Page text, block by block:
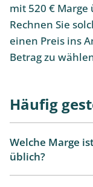
mit 520 €
Rechnen Sie
einen Preis ins
Betrag zu
Häufig
Welche Marge
üblich?